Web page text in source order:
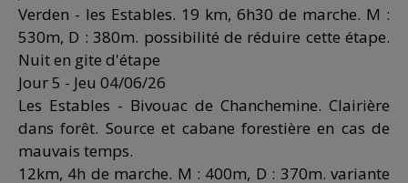
Verden - les Estables. 19 km, 6h30 de marche. M :
530m, D : 380m. possibilité de réduire cette étape.
Nuit en gite d'étape
Jour 5 - Jeu 04/06/26
Les Estables - Bivouac de Chanchemine. Clairière
dans forêt. Source et cabane forestière en cas de
mauvais temps.
12km, 4h de marche. M : 400m, D : 370m. variante